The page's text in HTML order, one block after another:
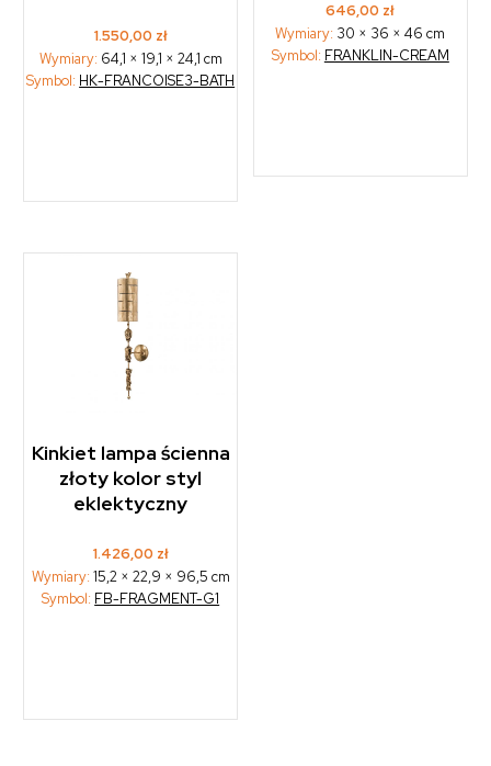
1.550,00 zł
Wymiary: 64,1 × 19,1 × 24,1 cm
Symbol: HK-FRANCOISE3-BATH
646,00 zł
Wymiary: 30 × 36 × 46 cm
Symbol: FRANKLIN-CREAM
Kinkiet lampa ścienna
złoty kolor styl
eklektyczny
1.426,00 zł
Wymiary: 15,2 × 22,9 × 96,5 cm
Symbol: FB-FRAGMENT-G1